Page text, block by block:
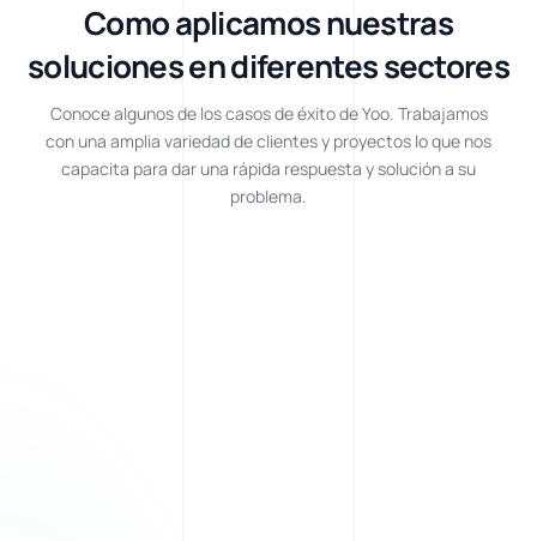
Como aplicamos nuestras
solucionesen diferentes sectores
Conoce algunos de los casos de éxito de Yoo. Trabajamos
con una amplia variedad de clientes y proyectos lo que nos
capacita para dar una rápida respuesta y solución a su
problema.